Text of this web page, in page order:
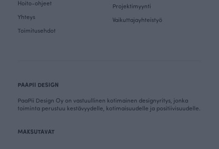
Hoito-ohjeet
Yhteys
Toimitusehdot
Projektimyynti
Vaikuttajayhteistyö
PAAPII DESIGN
PaaPii Design Oy on vastuullinen kotimainen designyritys, jonka
toiminta perustuu kestävyydelle, kotimaisuudelle ja positiivisuudelle.
MAKSUTAVAT